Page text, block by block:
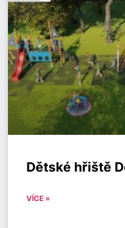
Dětské hřiště
VÍCE »